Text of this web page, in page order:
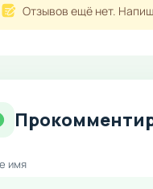
Отзывов ещё нет.
имя